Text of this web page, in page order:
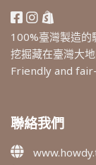
100%臺灣製造的
挖掘藏在臺灣大
Friendly and
聯絡我們